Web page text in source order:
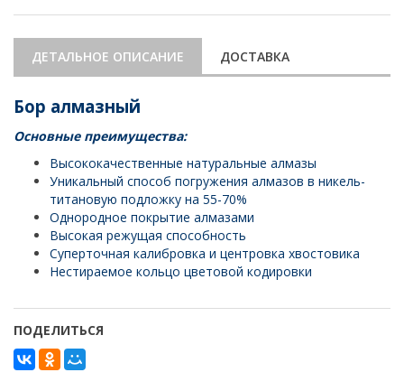
ДЕТАЛЬНОЕ ОПИСАНИЕ ДОСТАВКА
Бор алмазный
Основные преимущества:
Высококачественные натуральные алмазы
Уникальный способ погружения алмазов в никель-
титановую подложку на 55-70%
Однородное покрытие алмазами
Высокая режущая способность
Суперточная калибровка и центровка хвостовика
Нестираемое кольцо цветовой кодировки
ПОДЕЛИТЬСЯ